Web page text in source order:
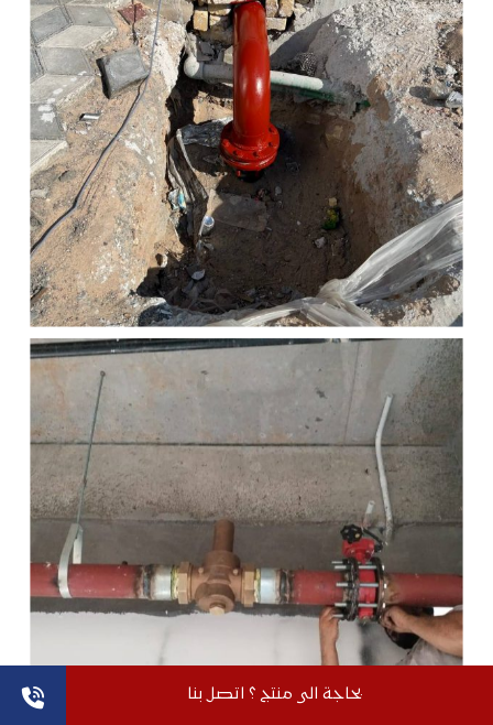
بحاجة الى منتج ؟ اتصل بنا